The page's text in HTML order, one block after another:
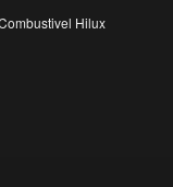
Hilux